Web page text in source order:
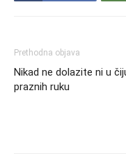
Prethodna objava
Nikad ne dolazite ni u
praznih ruku